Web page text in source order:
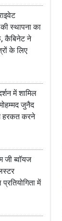
की स्थापना का
कैबिनेट ने
के लिए
में शामिल
जुनैद
हरकत करने
जी ब्वॉयज
में